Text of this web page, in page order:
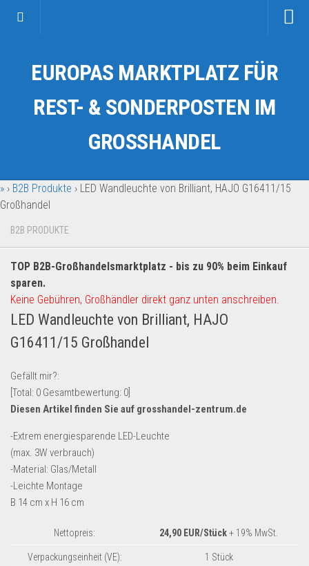
Kategorien
Auto & Motorrad
Fahrzeuge & Transport
Garten & Werkzeug
Geschäft, Büro & Schreibwaren
Geschenkartikel
Handy und Smartphone
Kosmetik & Pflege
Lebensmittel & Getränke
Multimedia & Elektro
Münzen
Spielzeug & Games
Sport & Freizeit
Uhren & Schmuck
Wohnen & Einrichten
Restposten-Angebote
Restposten für Privatpersonen
eBay Restposten kaufen
EUROPAS MARKTPLATZ FÜR
REST- & SONDERPOSTEN IM
GROSSHANDEL
» › B2B Produkte › LED Wandleuchte von Brilliant, HAJO G16411/15
Großhandel
B2B PRODUKTE
TOP B2B-Großhandelsmarktplatz - bis zu 90% beim Einkauf
sparen.
Keine Gebühren, Großhändler direkt ganz unten anschreiben.
LED Wandleuchte von Brilliant, HAJO
G16411/15 Großhandel
Gefällt mir?:
[Total: 0 Gesamtbewertung: 0
Diesen Artikel finden Sie auf grosshandel-zentrum.de
-Extrem energiesparende LED-Leuchte
(max. 3W verbrauch)
-Material: Glas/Metall
-Leichte Montage
B 14 cm x H 16 cm
Nettopreis: 24,90 EUR/Stück+ 19% MwSt.
Verpackungseinheit (VE): 1 Stück